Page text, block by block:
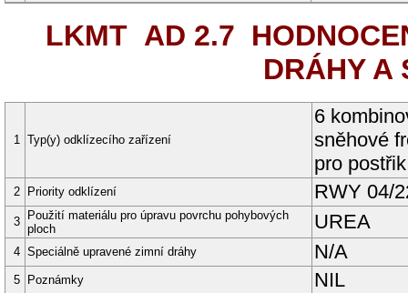
LKMT AD 2.7
DRÁHY A
1 Typ(y) odklízecího zařízení
6
sněhové
pro
2 Priority odklízení RWY 04/
3
Použití materiálu pro úpravu povrchu pohybových
ploch
UREA
4 Speciálně upravené zimní dráhy N/A
5 Poznámky NIL